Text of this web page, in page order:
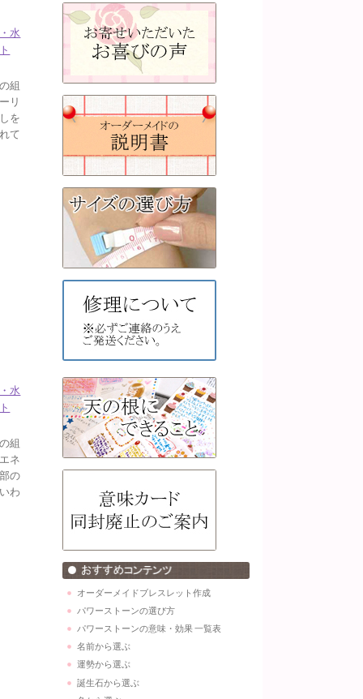
水
組
リ
を
て
水
組
ネ
の
わ
オーダーメイドブレスレット作成
パワーストーンの選び方
パワーストーンの意味・効果 一覧表
名前から選ぶ
運勢から選ぶ
誕生石から選ぶ